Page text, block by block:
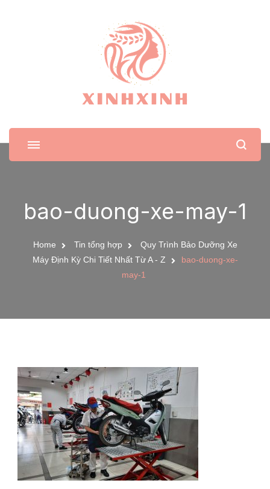
XinhXinh
Trang tin tức cho phái đẹp
bao-duong-xe-may-1
Home Tin tổng hợp
Quy Trình Bảo Dưỡng Xe
Máy Định Kỳ Chi Tiết Nhất Từ A - Z
bao-duong-xe-
may-1